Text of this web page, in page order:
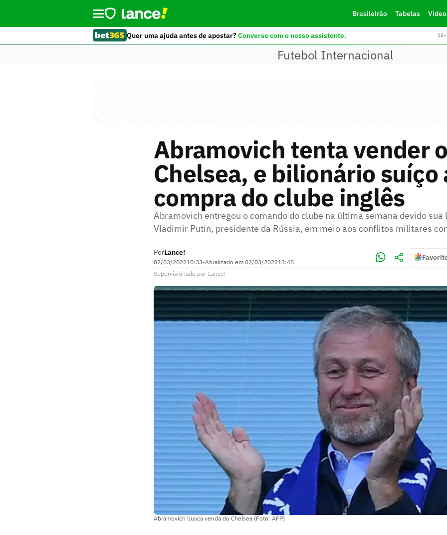
Brasileirão Tabelas
Quer uma ajuda antes de apostar?Converse com o nosso assistente.
Futebol Internacional
Abramovich tenta vender
Chelsea, e bilionário suíço
compra do clube inglês
Abramovich entregou o comando do clube na última semana devido sua
Vladimir Putin, presidente da Rússia, em meio aos conflitos militares
PorLance!
02/03/202210:33•Atualizado em 02/03/202213:48
Supervisionado por Lance!
Abramovich busca venda do Chelsea (Foto: AFP)